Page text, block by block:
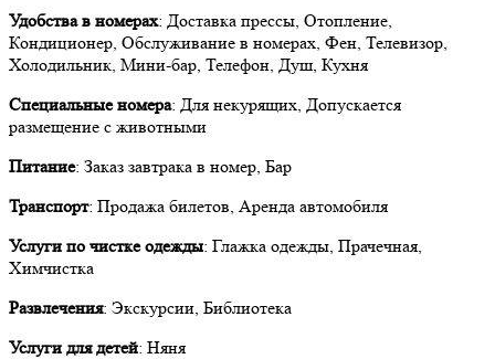
Удобства в номерах: Доставка прессы, Отопление,
Кондиционер, Обслуживание в номерах, Фен, Телевизор,
Холодильник, Мини-бар, Телефон, Душ, Кухня
Специальные номера: Для некурящих, Допускается
размещение с животными
Питание: Заказ завтрака в номер, Бар
Транспорт: Продажа билетов, Аренда автомобиля
Услуги по чистке одежды: Глажка одежды, Прачечная,
Химчистка
Развлечения: Экскурсии, Библиотека
Услуги для детей: Няня